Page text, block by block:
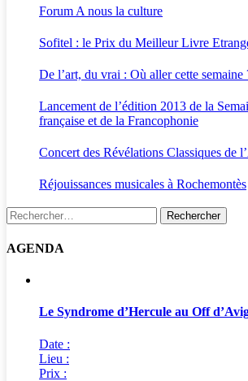
Forum A nous la culture
Sofitel : le Prix du Meilleur Livre
De l’art, du vrai : Où aller cette semaine
Lancement de l’édition 2013 de la
française et de la Francophonie
Concert des Révélations Classiques de
Réjouissances musicales à Rochemontès
Rechercher :
AGENDA
Le Syndrome d’Hercule au Off
Date :
Lieu :
Prix :